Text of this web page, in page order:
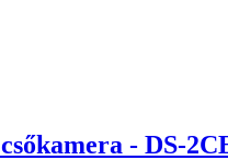
- DS-